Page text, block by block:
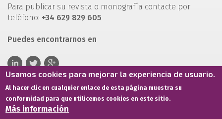
Para publicar su revista o monografía contacte por
teléfono: +34 629 829 605
Puedes encontrarnos en
Usamos cookies para mejorar la experiencia de usuario.
Al hacer clic en cualquier enlace de esta página muestra su
conformidad para que utilicemos cookies en este sitio.
Más información